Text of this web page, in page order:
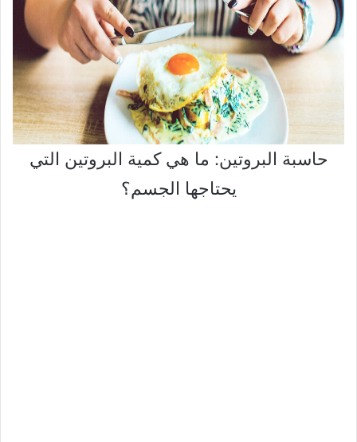
حاسبة البروتين: ما هي كمية البروتين التي
يحتاجها الجسم؟